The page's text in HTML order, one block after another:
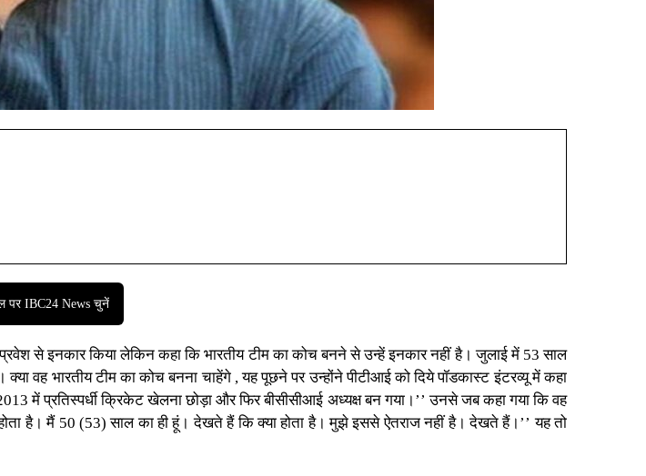
पर IBC24 News चुनें
से इनकार किया लेकिन कहा कि भारतीय टीम का कोच बनने से उन्हें इनकार नहीं है। जुलाई में 53 साल
वह भारतीय टीम का कोच बनना चाहेंगे , यह पूछने पर उन्होंने पीटीआई को दिये पॉडकास्ट इंटरव्यू में कहा
में प्रतिस्पर्धी क्रिकेट खेलना छोड़ा और फिर बीसीसीआई अध्यक्ष बन गया।’’ उनसे जब कहा गया कि वह
है। मैं 50 (53) साल का ही हूं। देखते हैं कि क्या होता है। मुझे इससे ऐतराज नहीं है। देखते हैं।’’ यह तो